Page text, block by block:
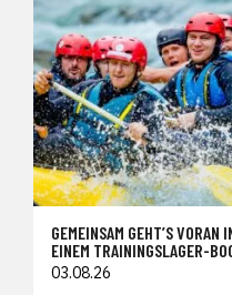
GEMEINSAM GEHT’S
EINEM TRAININGSLAGER-
03.08.26